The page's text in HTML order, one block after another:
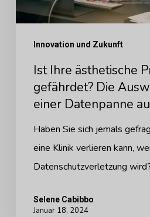
einer
Klinik
Innovation und Zukunft
Ist Ihre ästhetische
gefährdet? Die
einer Datenpanne
Haben Sie sich jemals
eine Klinik verlieren kann,
Datenschutzverletzung
Selene Cabibbo
Januar 18, 2024